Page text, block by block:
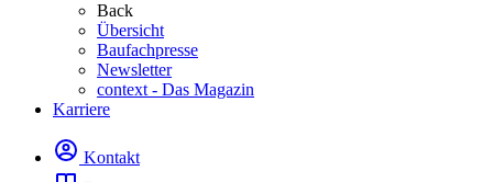
Back
Übersicht
Baufachpresse
Newsletter
context - Das Magazin
Karriere
Kontakt